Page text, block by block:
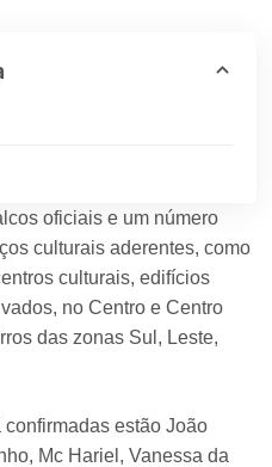
oficiais e um número
culturais aderentes, como
culturais, edifícios
no Centro e Centro
das zonas Sul, Leste,
estão João
Mc Hariel, Vanessa da